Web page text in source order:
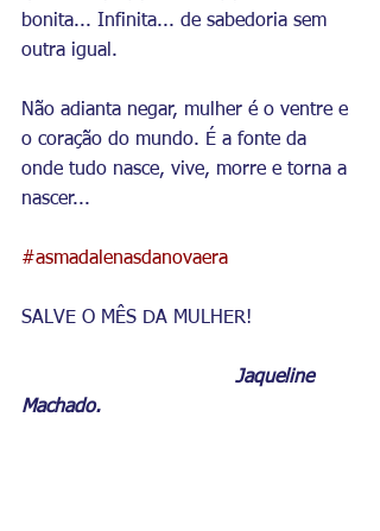
bonita... Infinita... de sabedoria sem
outra igual.
Não adianta negar, mulher é o ventre e
o coração do mundo. É a fonte da
onde tudo nasce, vive, morre e torna a
nascer...
#asmadalenasdanovaera
SALVE O MÊS DA MULHER!
Machado.